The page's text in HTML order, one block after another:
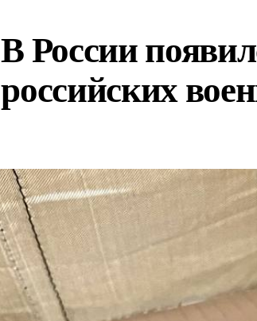
В России
российских